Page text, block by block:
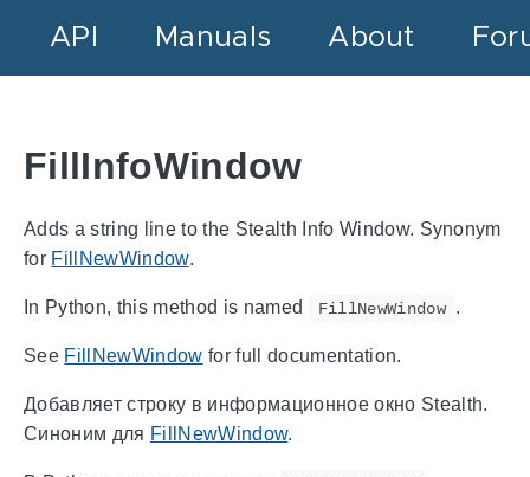
API Manuals About
FillInfoWindow
Adds a string line to the Stealth Info Window. Synonym
for FillNewWindow.
In Python, this method is named FillNewWindow .
See FillNewWindow for full documentation.
Добавляет строку в информационное окно Stealth.
Синоним для FillNewWindow.